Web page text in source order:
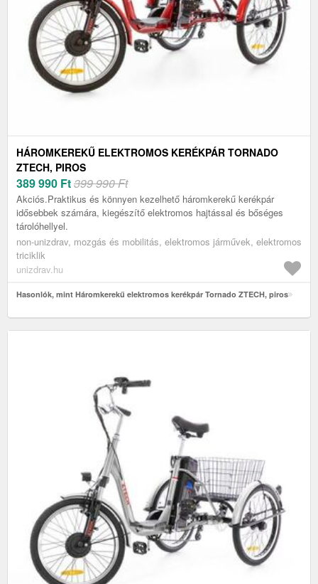
HÁROMKEREKŰ ELEKTROMOS KERÉKPÁR TORNADO
ZTECH, PIROS
389 990 Ft399 990 Ft
Akciós.Praktikus és könnyen kezelhető háromkerekű kerékpár
idősebbek számára, kiegészítő elektromos hajtással és bőséges
tárolóhellyel.
non-unizdrav, mozgás és mobilitás, elektromos járművek, elektromos
triciklik
unizdrav.hu
Hasonlók, mint Háromkerekű elektromos kerékpár Tornado ZTECH, piros